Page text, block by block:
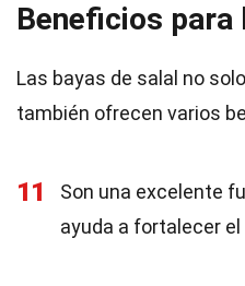
Beneficios para
Las bayas de salal no
también ofrecen varios
11
Son una excelente
ayuda a fortalecer